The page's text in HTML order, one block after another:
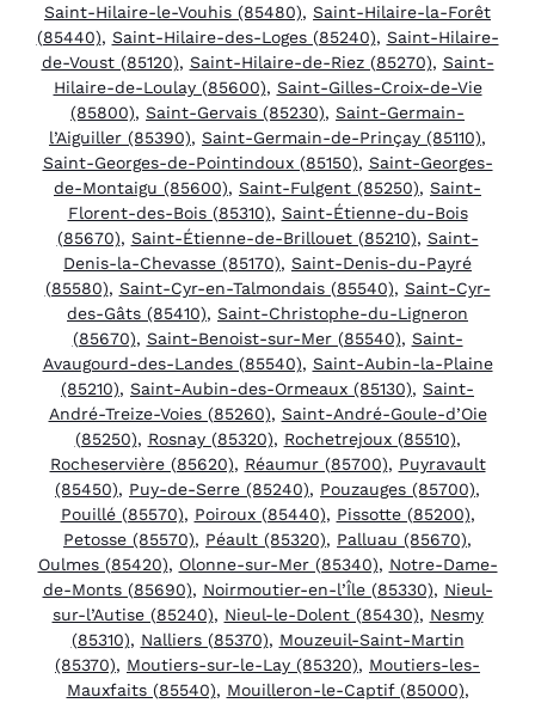
Saint-Hilaire-le-Vouhis (85480), Saint-Hilaire-la-Forêt
(85440), Saint-Hilaire-des-Loges (85240), Saint-Hilaire-
de-Voust (85120), Saint-Hilaire-de-Riez (85270), Saint-
Hilaire-de-Loulay (85600), Saint-Gilles-Croix-de-Vie
(85800), Saint-Gervais (85230), Saint-Germain-
l’Aiguiller (85390), Saint-Germain-de-Prinçay (85110),
Saint-Georges-de-Pointindoux (85150), Saint-Georges-
de-Montaigu (85600), Saint-Fulgent (85250), Saint-
Florent-des-Bois (85310), Saint-Étienne-du-Bois
(85670), Saint-Étienne-de-Brillouet (85210), Saint-
Denis-la-Chevasse (85170), Saint-Denis-du-Payré
(85580), Saint-Cyr-en-Talmondais (85540), Saint-Cyr-
des-Gâts (85410), Saint-Christophe-du-Ligneron
(85670), Saint-Benoist-sur-Mer (85540), Saint-
Avaugourd-des-Landes (85540), Saint-Aubin-la-Plaine
(85210), Saint-Aubin-des-Ormeaux (85130), Saint-
André-Treize-Voies (85260), Saint-André-Goule-d’Oie
(85250), Rosnay (85320), Rochetrejoux (85510),
Rocheservière (85620), Réaumur (85700), Puyravault
(85450), Puy-de-Serre (85240), Pouzauges (85700),
Pouillé (85570), Poiroux (85440), Pissotte (85200),
Petosse (85570), Péault (85320), Palluau (85670),
Oulmes (85420), Olonne-sur-Mer (85340), Notre-Dame-
de-Monts (85690), Noirmoutier-en-l’Île (85330), Nieul-
sur-l’Autise (85240), Nieul-le-Dolent (85430), Nesmy
(85310), Nalliers (85370), Mouzeuil-Saint-Martin
(85370), Moutiers-sur-le-Lay (85320), Moutiers-les-
Mauxfaits (85540), Mouilleron-le-Captif (85000),